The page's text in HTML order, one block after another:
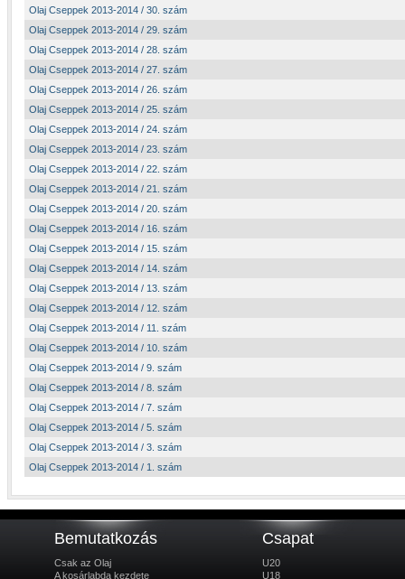
Olaj Cseppek 2013-2014 / 30. szám
Olaj Cseppek 2013-2014 / 29. szám
Olaj Cseppek 2013-2014 / 28. szám
Olaj Cseppek 2013-2014 / 27. szám
Olaj Cseppek 2013-2014 / 26. szám
Olaj Cseppek 2013-2014 / 25. szám
Olaj Cseppek 2013-2014 / 24. szám
Olaj Cseppek 2013-2014 / 23. szám
Olaj Cseppek 2013-2014 / 22. szám
Olaj Cseppek 2013-2014 / 21. szám
Olaj Cseppek 2013-2014 / 20. szám
Olaj Cseppek 2013-2014 / 16. szám
Olaj Cseppek 2013-2014 / 15. szám
Olaj Cseppek 2013-2014 / 14. szám
Olaj Cseppek 2013-2014 / 13. szám
Olaj Cseppek 2013-2014 / 12. szám
Olaj Cseppek 2013-2014 / 11. szám
Olaj Cseppek 2013-2014 / 10. szám
Olaj Cseppek 2013-2014 / 9. szám
Olaj Cseppek 2013-2014 / 8. szám
Olaj Cseppek 2013-2014 / 7. szám
Olaj Cseppek 2013-2014 / 5. szám
Olaj Cseppek 2013-2014 / 3. szám
Olaj Cseppek 2013-2014 / 1. szám
Bemutatkozás
Csak az Olaj
A kosárlabda kezdete
Csapat
U20
U18